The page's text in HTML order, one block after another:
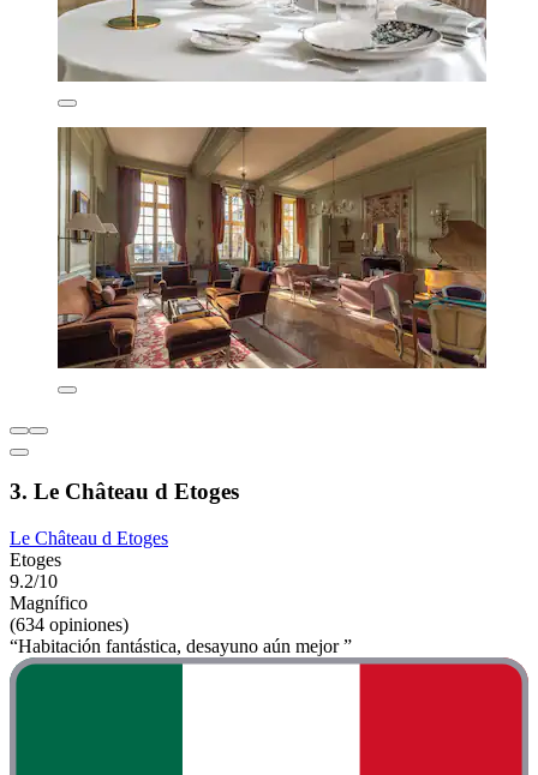
3. Le Château d Etoges
Le Château d Etoges
Etoges
9.2/10
Magnífico
(634 opiniones)
“Habitación fantástica, desayuno aún mejor ”